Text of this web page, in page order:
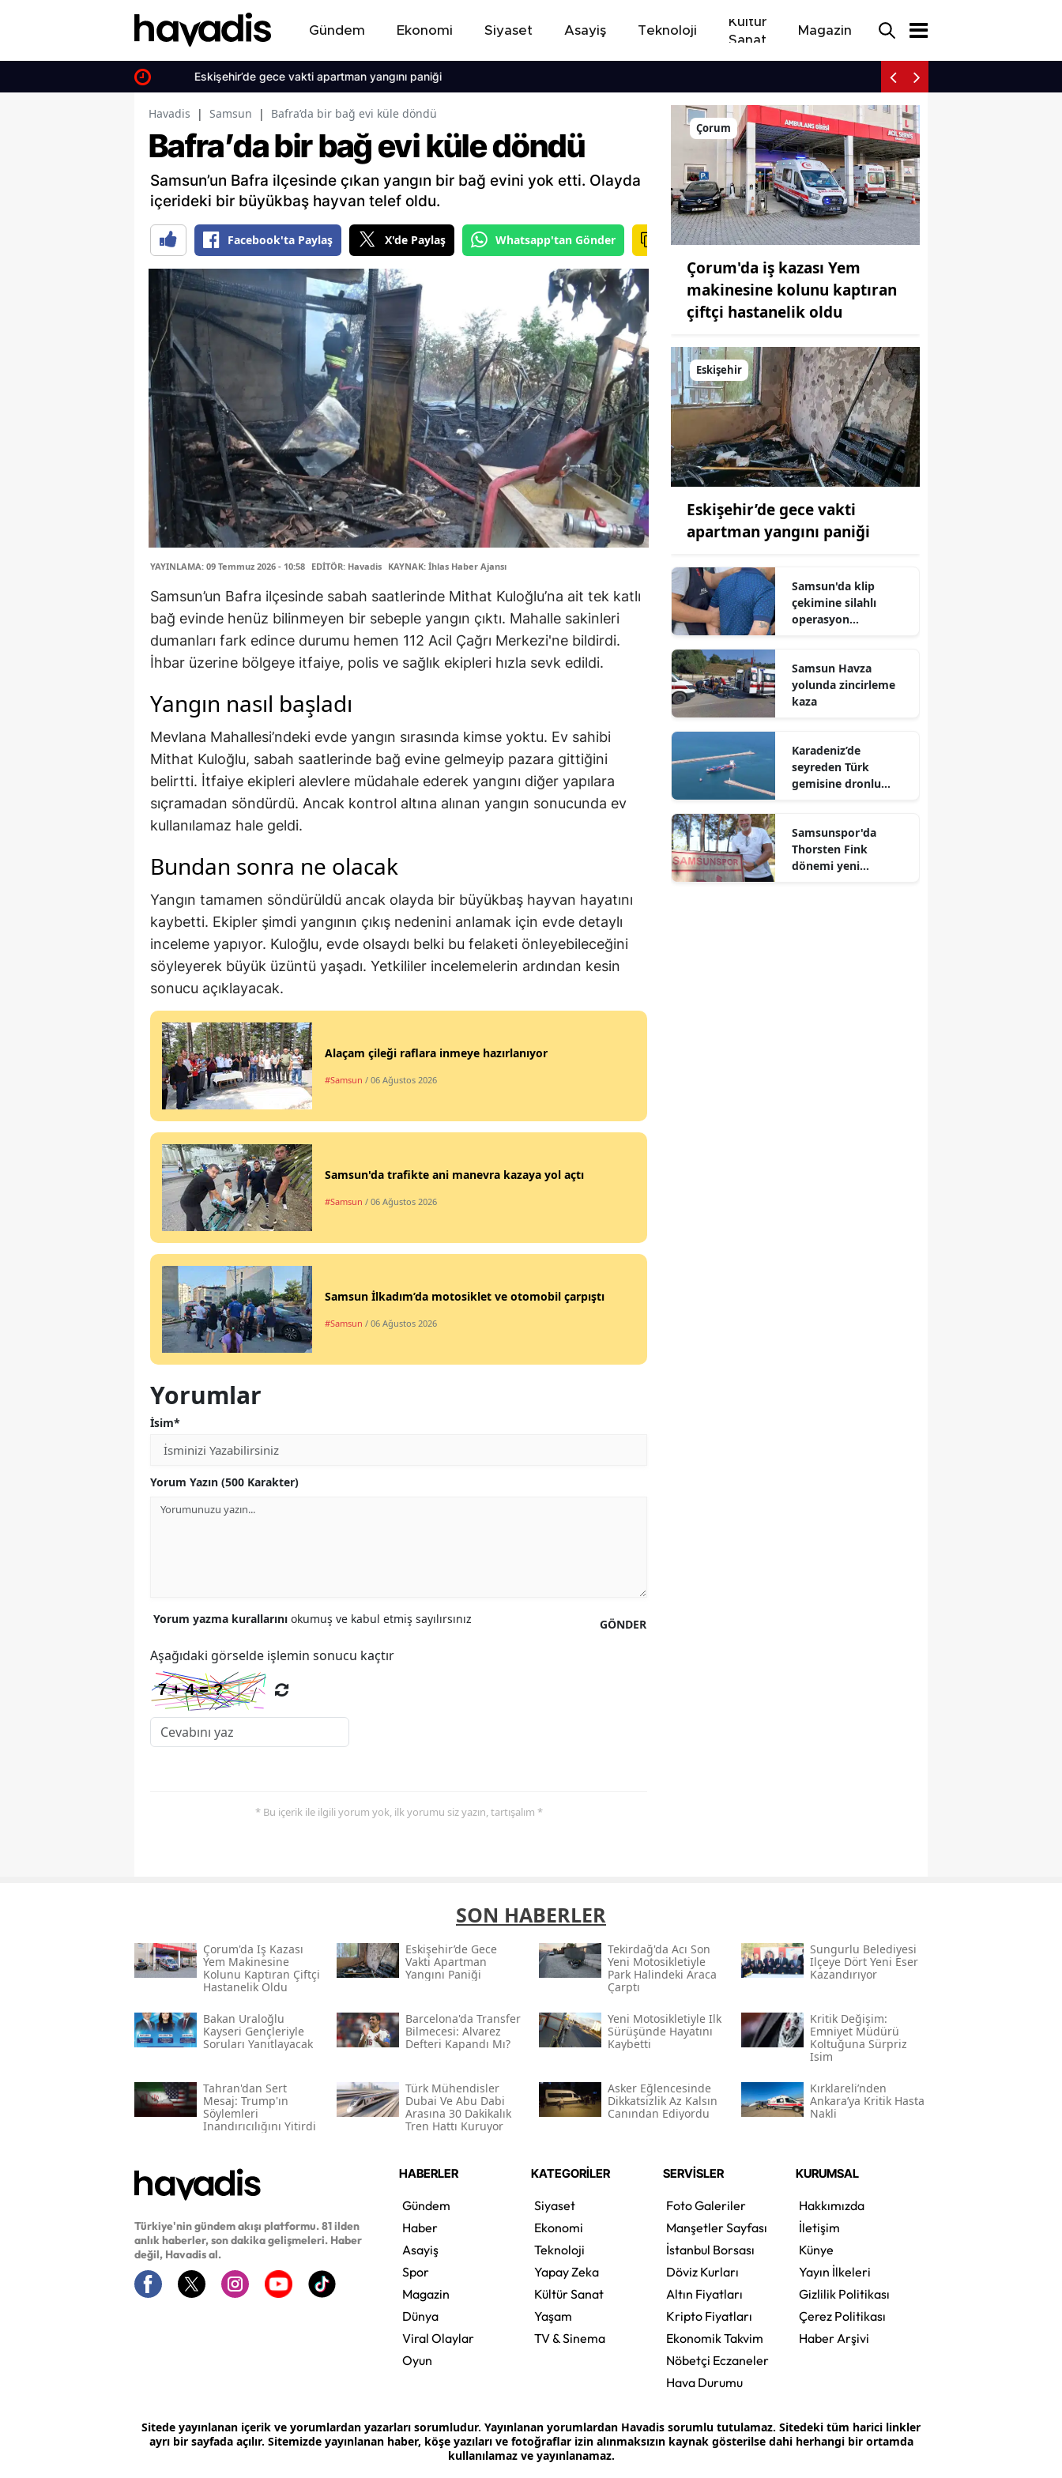
Gündem Ekonomi Siyaset Asayiş Teknoloji
Kültür
Sanat
Magazin
Eskişehir’de gece vakti apartman yangını paniği
Havadis | Samsun | Bafra’da bir bağ evi küle döndü
Bafra’da bir bağ evi küle döndü
Samsun’un Bafra ilçesinde çıkan yangın bir bağ evini yok etti. Olayda
içerideki bir büyükbaş hayvan telef oldu.
Facebook'ta Paylaş X'de Paylaş Whatsapp'tan Gönder
YAYINLAMA: 09 Temmuz 2026 - 10:58 EDİTÖR: Havadis KAYNAK: İhlas Haber Ajansı
Samsun’un Bafra ilçesinde sabah saatlerinde Mithat Kuloğlu’na ait tek katlı
bağ evinde henüz bilinmeyen bir sebeple yangın çıktı. Mahalle sakinleri
dumanları fark edince durumu hemen 112 Acil Çağrı Merkezi'ne bildirdi.
İhbar üzerine bölgeye itfaiye, polis ve sağlık ekipleri hızla sevk edildi.
Yangın nasıl başladı
Mevlana Mahallesi’ndeki evde yangın sırasında kimse yoktu. Ev sahibi
Mithat Kuloğlu, sabah saatlerinde bağ evine gelmeyip pazara gittiğini
belirtti. İtfaiye ekipleri alevlere müdahale ederek yangını diğer yapılara
sıçramadan söndürdü. Ancak kontrol altına alınan yangın sonucunda ev
kullanılamaz hale geldi.
Bundan sonra ne olacak
Yangın tamamen söndürüldü ancak olayda bir büyükbaş hayvan hayatını
kaybetti. Ekipler şimdi yangının çıkış nedenini anlamak için evde detaylı
inceleme yapıyor. Kuloğlu, evde olsaydı belki bu felaketi önleyebileceğini
söyleyerek büyük üzüntü yaşadı. Yetkililer incelemelerin ardından kesin
sonucu açıklayacak.
Alaçam çileği raflara inmeye hazırlanıyor
#Samsun / 06 Ağustos 2026
Samsun'da trafikte ani manevra kazaya yol açtı
#Samsun / 06 Ağustos 2026
Samsun İlkadım’da motosiklet ve otomobil çarpıştı
#Samsun / 06 Ağustos 2026
Yorumlar
İsim*
Yorum Yazın (500 Karakter)
GÖNDER
Yorum yazma kurallarını okumuş ve kabul etmiş sayılırsınız
Aşağıdaki görselde işlemin sonucu kaçtır
* Bu içerik ile ilgili yorum yok, ilk yorumu siz yazın, tartışalım *
Çorum
Çorum'da iş kazası Yem
makinesine kolunu kaptıran
çiftçi hastanelik oldu
Eskişehir
Eskişehir’de gece vakti
apartman yangını paniği
Samsun'da klip
çekimine silahlı
operasyon
Samsun Havza
yolunda zincirleme
kaza
Karadeniz’de
seyreden Türk
gemisine dronlu
Samsunspor'da
Thorsten Fink
dönemi yeni
SON HABERLER
Çorum'da Iş Kazası
Yem Makinesine
Kolunu Kaptıran Çiftçi
Hastanelik Oldu
Eskişehir’de Gece
Vakti Apartman
Yangını Paniği
Tekirdağ'da Acı Son
Yeni Motosikletiyle
Park Halindeki Araca
Çarptı
Sungurlu Belediyesi
Ilçeye Dört Yeni Eser
Kazandırıyor
Bakan Uraloğlu
Kayseri Gençleriyle
Soruları Yanıtlayacak
Barcelona'da Transfer
Bilmecesi: Alvarez
Defteri Kapandı Mı?
Yeni Motosikletiyle Ilk
Sürüşünde Hayatını
Kaybetti
Kritik Değişim:
Emniyet Müdürü
Koltuğuna Sürpriz
Isim
Tahran'dan Sert
Mesaj: Trump'ın
Söylemleri
Inandırıcılığını Yitirdi
Türk Mühendisler
Dubai Ve Abu Dabi
Arasına 30 Dakikalık
Tren Hattı Kuruyor
Asker Eğlencesinde
Dikkatsizlik Az Kalsın
Canından Ediyordu
Kırklareli’nden
Ankara’ya Kritik Hasta
Nakli
Türkiye'nin gündem akışı platformu. 81 ilden
anlık haberler, son dakika gelişmeleri. Haber
değil, Havadis al.
HABERLER
Gündem
Haber
Asayiş
Spor
Magazin
Dünya
Viral Olaylar
Oyun
KATEGORİLER
Siyaset
Ekonomi
Teknoloji
Yapay Zeka
Kültür Sanat
Yaşam
TV & Sinema
SERVİSLER
Foto Galeriler
Manşetler Sayfası
İstanbul Borsası
Döviz Kurları
Altın Fiyatları
Kripto Fiyatları
Ekonomik Takvim
Nöbetçi Eczaneler
Hava Durumu
KURUMSAL
Hakkımızda
İletişim
Künye
Yayın İlkeleri
Gizlilik Politikası
Çerez Politikası
Haber Arşivi
Sitede yayınlanan içerik ve yorumlardan yazarları sorumludur. Yayınlanan yorumlardan Havadis sorumlu tutulamaz. Sitedeki tüm harici linkler
ayrı bir sayfada açılır. Sitemizde yayınlanan haber, köşe yazıları ve fotoğraflar izin alınmaksızın kaynak gösterilse dahi herhangi bir ortamda
kullanılamaz ve yayınlanamaz.